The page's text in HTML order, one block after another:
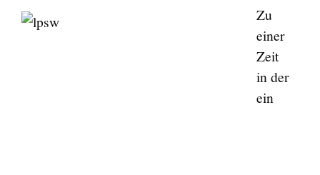
Zu
einer
Zeit
in der
ein